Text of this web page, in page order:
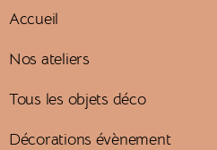
Accueil
Nos ateliers
Tous les objets déco
Décorations évènement